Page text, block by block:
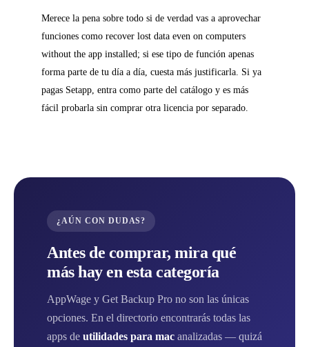
Merece la pena sobre todo si de verdad vas a aprovechar
funciones como recover lost data even on computers
without the app installed; si ese tipo de función apenas
forma parte de tu día a día, cuesta más justificarla. Si ya
pagas Setapp, entra como parte del catálogo y es más
fácil probarla sin comprar otra licencia por separado.
¿AÚN CON DUDAS?
Antes de comprar, mira qué
más hay en esta categoría
AppWage y Get Backup Pro no son las únicas
opciones. En el directorio encontrarás todas las
apps de utilidades para mac analizadas — quizá